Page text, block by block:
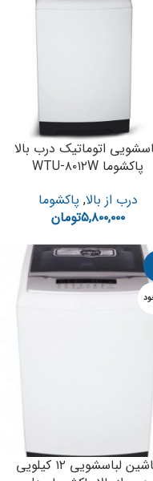
اتوماتیک درب بالا
پاکشوما WTU-۸۰۱۲W
درب از بالا, پاکشوما
۵,۸۰۰,۰۰۰تومان
ماشین لباسشویی ۱۲ کیلویی